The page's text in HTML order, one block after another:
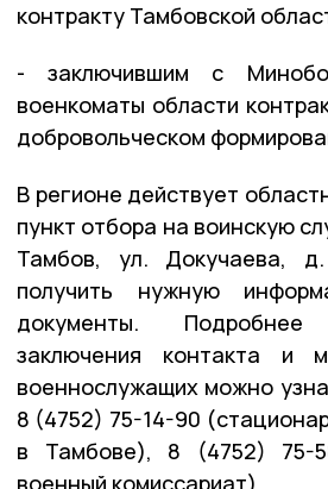
контракту Тамбовской
- заключившим с
военкоматы области
добровольческом
В регионе действует
пункт отбора на воинскую
Тамбов, ул. Докучаева,
получить нужную
документы.
заключения контакта и
военнослужащих можно
8 (4752) 75-14-90
в Тамбове), 8 (4752) 75-